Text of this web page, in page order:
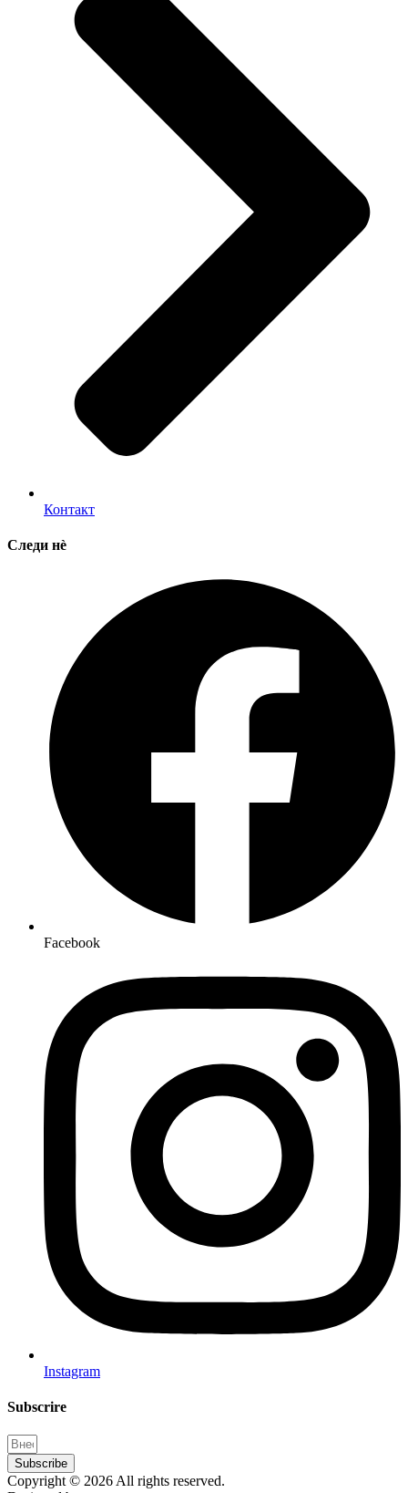
Контакт
Следи нè
Facebook
Instagram
Subscrire
Subscribe
Copyright © 2026 All rights reserved.